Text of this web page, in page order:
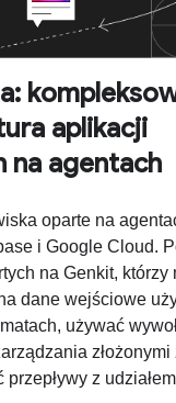
aplikacji
na agentach
oparte na
i Google Cloud.
na Genkit, którzy
dane wejściowe
używać
z